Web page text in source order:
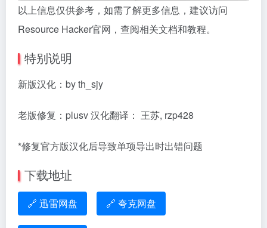
以上信息仅供参考，如需了解更多信息，建议访问
Resource Hacker官网，查阅相关文档和教程。
特别说明
新版汉化：by th_sjy
老版修复：plusv 汉化翻译： 王苏, rzp428
*修复官方版汉化后导致单项导出时出错问题
下载地址
🔗 迅雷网盘 🔗 夸克网盘